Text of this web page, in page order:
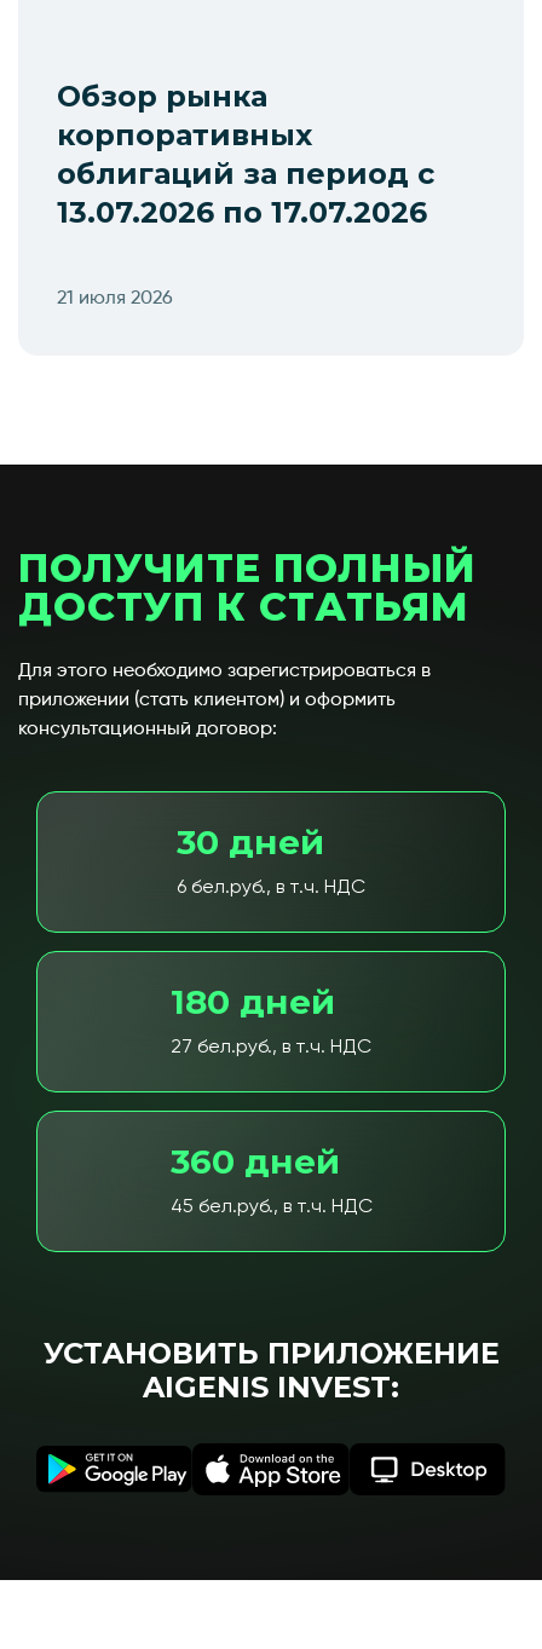
Обзор рынка
корпоративных
облигаций за период с
13.07.2026 по 17.07.2026
21 июля 2026
ПОЛУЧИТЕ ПОЛНЫЙ
ДОСТУП К СТАТЬЯМ
Для этого необходимо зарегистрироваться в
приложении (стать клиентом) и оформить
консультационный договор:
30 дней
6 бел.руб., в т.ч. НДС
180 дней
27 бел.руб., в т.ч. НДС
360 дней
45 бел.руб., в т.ч. НДС
УСТАНОВИТЬ ПРИЛОЖЕНИЕ
AIGENIS INVEST: